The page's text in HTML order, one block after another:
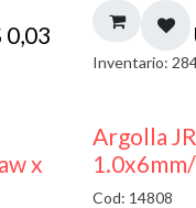
0,03
Inventario:
x
Argolla
Cod: 14808